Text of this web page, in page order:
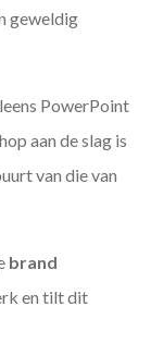
geweldig
PowerPoint
aan de slag is
van die van
brand
en tilt dit